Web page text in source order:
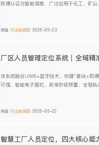
防爆认证与智能调度，广泛应用于化工、矿
来自: 行业新闻 2026-05-23
厂区人员管理定位系统｜全域
该系统融合UWB+蓝牙技术，构建“基站+防
可视、智能电子围栏、异常秒级预警、全程
来自: 行业新闻 2026-05-22
智慧工厂人员定位，四大核心